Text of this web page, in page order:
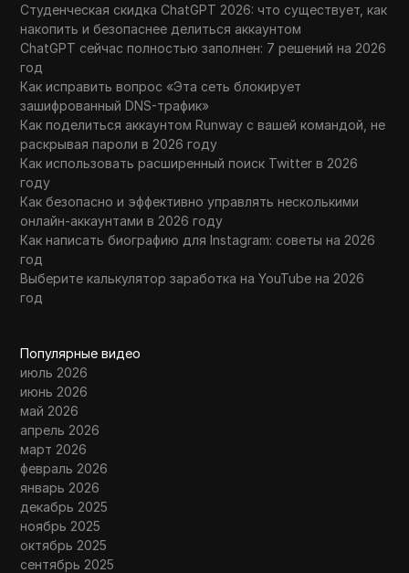
Студенческая скидка ChatGPT 2026: что существует, как
накопить и безопаснее делиться аккаунтом
ChatGPT сейчас полностью заполнен: 7 решений на 2026
год
Как исправить вопрос «Эта сеть блокирует
зашифрованный DNS-трафик»
Как поделиться аккаунтом Runway с вашей командой, не
раскрывая пароли в 2026 году
Как использовать расширенный поиск Twitter в 2026
году
Как безопасно и эффективно управлять несколькими
онлайн-аккаунтами в 2026 году
Как написать биографию для Instagram: советы на 2026
год
Выберите калькулятор заработка на YouTube на 2026
год
Популярные видео
июль 2026
июнь 2026
май 2026
апрель 2026
март 2026
февраль 2026
январь 2026
декабрь 2025
ноябрь 2025
октябрь 2025
сентябрь 2025